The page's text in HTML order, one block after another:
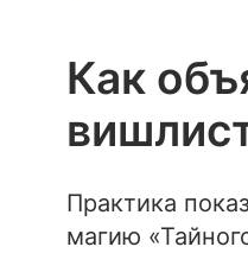
Как
Практика
магию